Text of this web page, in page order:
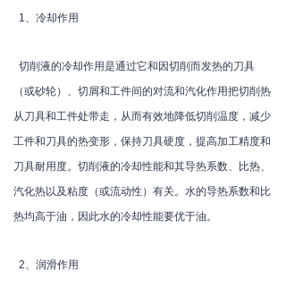
1、冷却作用
切削液的冷却作用是通过它和因切削而发热的刀具
（或砂轮）、切屑和工件间的对流和汽化作用把切削热
从刀具和工件处带走，从而有效地降低切削温度，减少
工件和刀具的热变形，保持刀具硬度，提高加工精度和
刀具耐用度。切削液的冷却性能和其导热系数、比热、
汽化热以及粘度（或流动性）有关。水的导热系数和比
热均高于油，因此水的冷却性能要优于油。
2、润滑作用